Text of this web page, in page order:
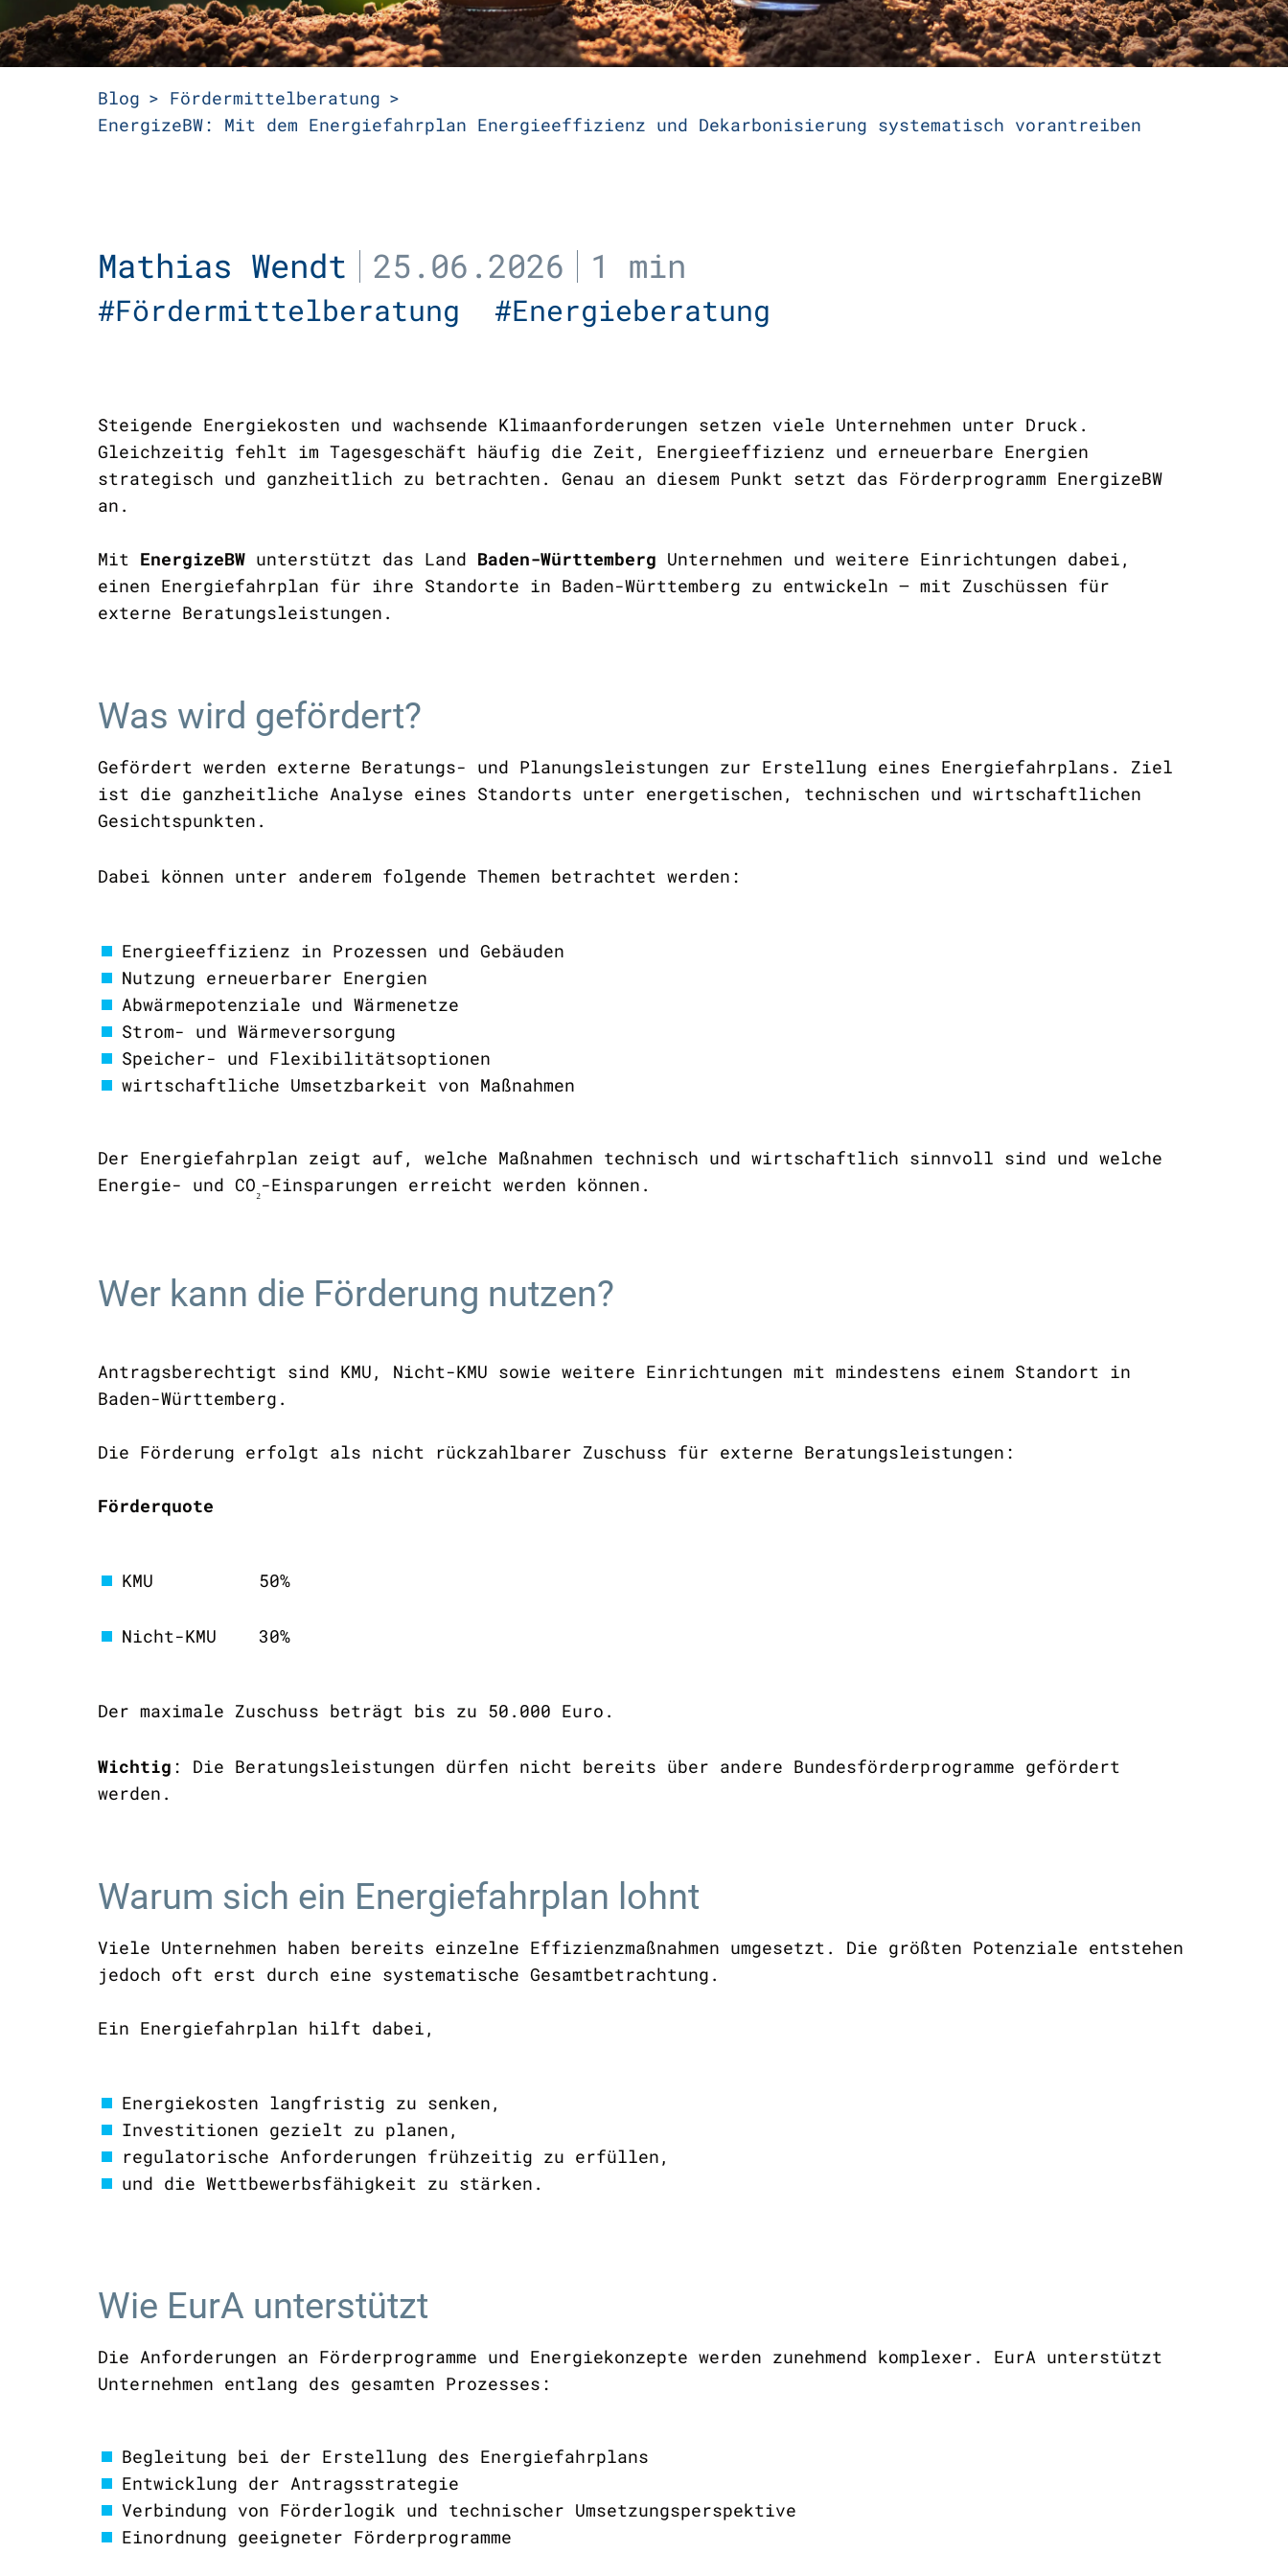
Blog
Fördermittelberatung
EnergizeBW: Mit dem Energiefahrplan Energieeffizienz und Dekarbonisierung systematisch vorantreiben
Mathias Wendt 25.06.2026 1 min
#Fördermittelberatung #Energieberatung
Steigende Energiekosten und wachsende Klimaanforderungen setzen viele Unternehmen unter Druck.
Gleichzeitig fehlt im Tagesgeschäft häufig die Zeit, Energieeffizienz und erneuerbare Energien
strategisch und ganzheitlich zu betrachten. Genau an diesem Punkt setzt das Förderprogramm EnergizeBW
an.
Mit EnergizeBW unterstützt das Land Baden-Württemberg Unternehmen und weitere Einrichtungen dabei,
einen Energiefahrplan für ihre Standorte in Baden-Württemberg zu entwickeln – mit Zuschüssen für
externe Beratungsleistungen.
Was wird gefördert?
Gefördert werden externe Beratungs- und Planungsleistungen zur Erstellung eines Energiefahrplans. Ziel
ist die ganzheitliche Analyse eines Standorts unter energetischen, technischen und wirtschaftlichen
Gesichtspunkten.
Dabei können unter anderem folgende Themen betrachtet werden:
Energieeffizienz in Prozessen und Gebäuden
Nutzung erneuerbarer Energien
Abwärmepotenziale und Wärmenetze
Strom- und Wärmeversorgung
Speicher- und Flexibilitätsoptionen
wirtschaftliche Umsetzbarkeit von Maßnahmen
Der Energiefahrplan zeigt auf, welche Maßnahmen technisch und wirtschaftlich sinnvoll sind und welche
Energie- und CO₂-Einsparungen erreicht werden können.
Wer kann die Förderung nutzen?
Antragsberechtigt sind KMU, Nicht-KMU sowie weitere Einrichtungen mit mindestens einem Standort in
Baden-Württemberg.
Die Förderung erfolgt als nicht rückzahlbarer Zuschuss für externe Beratungsleistungen:
Förderquote
KMU 50%
Nicht-KMU 30%
Der maximale Zuschuss beträgt bis zu 50.000 Euro.
Wichtig : Die Beratungsleistungen dürfen nicht bereits über andere Bundesförderprogramme gefördert
werden.
Warum sich ein Energiefahrplan lohnt
Viele Unternehmen haben bereits einzelne Effizienzmaßnahmen umgesetzt. Die größten Potenziale entstehen
jedoch oft erst durch eine systematische Gesamtbetrachtung.
Ein Energiefahrplan hilft dabei,
Energiekosten langfristig zu senken,
Investitionen gezielt zu planen,
regulatorische Anforderungen frühzeitig zu erfüllen,
und die Wettbewerbsfähigkeit zu stärken.
Wie EurA unterstützt
Die Anforderungen an Förderprogramme und Energiekonzepte werden zunehmend komplexer. EurA unterstützt
Unternehmen entlang des gesamten Prozesses:
Begleitung bei der Erstellung des Energiefahrplans
Entwicklung der Antragsstrategie
Verbindung von Förderlogik und technischer Umsetzungsperspektive
Einordnung geeigneter Förderprogramme